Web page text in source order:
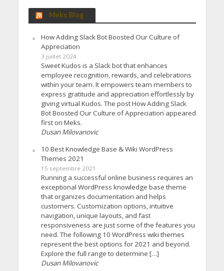
Meks Blog
How Adding Slack Bot Boosted Our Culture of
Appreciation
3 juillet 2024
Sweet Kudos is a Slack bot that enhances
employee recognition, rewards, and celebrations
within your team. It empowers team members to
express gratitude and appreciation effortlessly by
giving virtual Kudos. The post How Adding Slack
Bot Boosted Our Culture of Appreciation appeared
first on Meks.
Dusan Milovanovic
10 Best Knowledge Base & Wiki WordPress
Themes 2021
15 septembre 2021
Running a successful online business requires an
exceptional WordPress knowledge base theme
that organizes documentation and helps
customers. Customization options, intuitive
navigation, unique layouts, and fast
responsiveness are just some of the features you
need. The following 10 WordPress wiki themes
represent the best options for 2021 and beyond.
Explore the full range to determine […]
Dusan Milovanovic